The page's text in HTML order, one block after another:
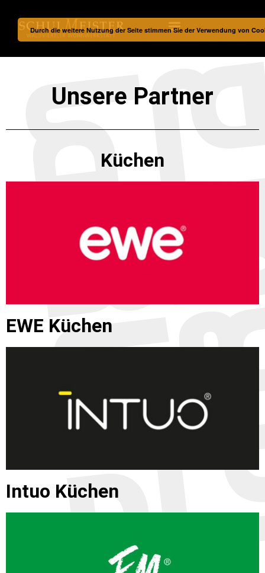
Unsere Partner
Küchen
EWE Küchen
Intuo Küchen
Durch die weitere Nutzung der Seite stimmen Sie der Verwendung von